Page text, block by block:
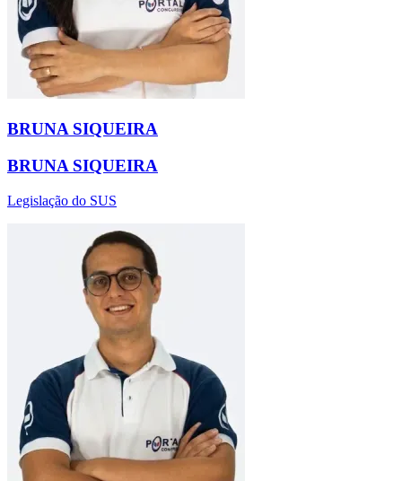
BRUNA SIQUEIRA
BRUNA SIQUEIRA
Legislação do SUS